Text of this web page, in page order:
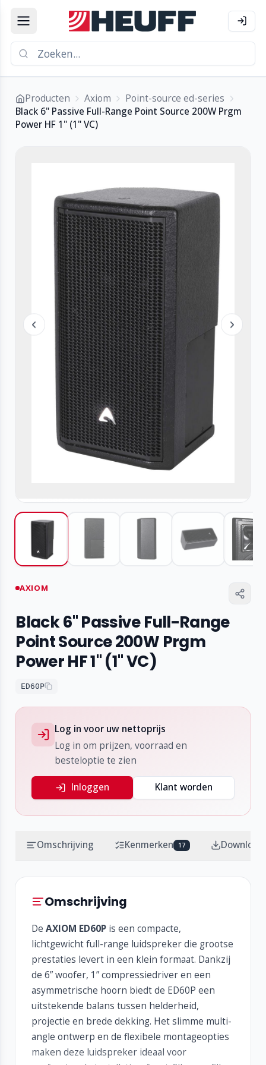
Producten Axiom
Point-source ed-series
Black 6" Passive Full-Range Point Source 200W Prgm
Power HF 1" (1" VC)
AXIOM
Black 6" Passive Full-Range
Point Source 200W Prgm
Power HF 1" (1" VC)
ED60P
Log in voor uw nettoprijs
Log in om prijzen, voorraad en
besteloptie te zien
Inloggen Klant worden
Omschrijving Kenmerken 17
Omschrijving
De AXIOM ED60Pis een compacte,
lichtgewicht full-range luidspreker die grootse
prestaties levert in een klein formaat. Dankzij
de 6” woofer, 1” compressiedriver en een
asymmetrische hoorn biedt de ED60P een
uitstekende balans tussen helderheid,
projectie en brede dekking. Het slimme multi-
angle ontwerp en de flexibele montageopties
maken deze luidspreker ideaal voor